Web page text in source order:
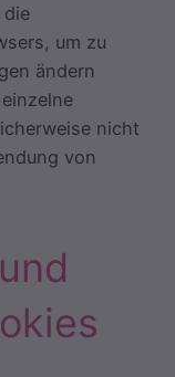
die
um zu
ändern
nicht
von